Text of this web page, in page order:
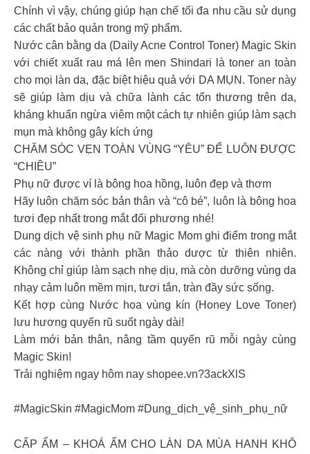
Chính vì vậy, chúng giúp hạn chế tối đa nhu cầu sử dụng
các chất bảo quản trong mỹ phẩm.
Nước cân bằng da (Daily Acne Control Toner) Magic Skin
với chiết xuất rau má lên men Shindari là toner an toàn
cho mọi làn da, đặc biệt hiệu quả với DA MỤN. Toner này
sẽ giúp làm dịu và chữa lành các tổn thương trên da,
kháng khuẩn ngừa viêm một cách tự nhiên giúp làm sạch
mụn mà không gây kích ứng
CHĂM SÓC VẸN TOÀN VÙNG “YÊU” ĐỂ LUÔN ĐƯỢC
“CHIỀU”
Phụ nữ được ví là bông hoa hồng, luôn đẹp và thơm
Hãy luôn chăm sóc bản thân và “cô bé”, luôn là bông hoa
tươi đẹp nhất trong mắt đối phương nhé!
Dung dịch vệ sinh phụ nữ Magic Mom ghi điểm trong mắt
các nàng với thành phần thảo dược từ thiên nhiên.
Không chỉ giúp làm sạch nhẹ dịu, mà còn dưỡng vùng da
nhạy cảm luôn mềm mịn, tươi tắn, tràn đầy sức sống.
Kết hợp cùng Nước hoa vùng kín (Honey Love Toner)
lưu hương quyến rũ suốt ngày dài!
Làm mới bản thân, nâng tầm quyến rũ mỗi ngày cùng
Magic Skin!
Trải nghiệm ngay hôm nay shopee.vn?3ackXlS
#MagicSkin #MagicMom #Dung_dịch_vệ_sinh_phụ_nữ
CẤP ẨM – KHOÁ ẨM CHO LÀN DA MÙA HANH KHÔ